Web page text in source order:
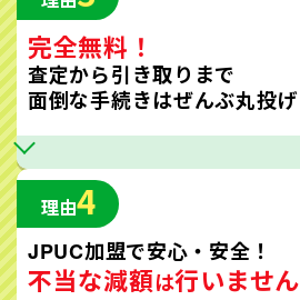
完全無料！
査定から引き取りまで
面倒な手続きはぜんぶ丸投げ
理由4
JPUC加盟で安心・安全！
不当な減額は行いません